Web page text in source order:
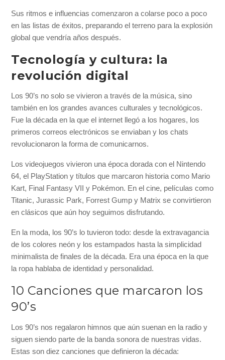
Sus ritmos e influencias comenzaron a colarse poco a poco
en las listas de éxitos, preparando el terreno para la explosión
global que vendría años después.
Tecnología y cultura: la
revolución digital
Los 90’s no solo se vivieron a través de la música, sino
también en los grandes avances culturales y tecnológicos.
Fue la década en la que el internet llegó a los hogares, los
primeros correos electrónicos se enviaban y los chats
revolucionaron la forma de comunicarnos.
Los videojuegos vivieron una época dorada con el Nintendo
64, el PlayStation y títulos que marcaron historia como Mario
Kart, Final Fantasy VII y Pokémon. En el cine, películas como
Titanic, Jurassic Park, Forrest Gump y Matrix se convirtieron
en clásicos que aún hoy seguimos disfrutando.
En la moda, los 90’s lo tuvieron todo: desde la extravagancia
de los colores neón y los estampados hasta la simplicidad
minimalista de finales de la década. Era una época en la que
la ropa hablaba de identidad y personalidad.
10 Canciones que marcaron los
90’s
Los 90’s nos regalaron himnos que aún suenan en la radio y
siguen siendo parte de la banda sonora de nuestras vidas.
Estas son diez canciones que definieron la década: